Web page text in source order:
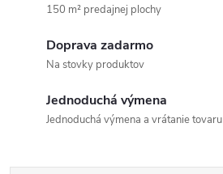
150 m² predajnej plochy
Doprava zadarmo
Na stovky produktov
Jednoduchá výmena
Jednoduchá výmena a vrátanie tovaru